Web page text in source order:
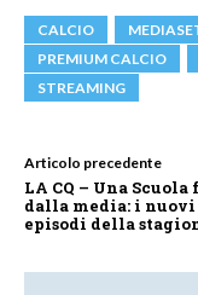
CALCIO
PREMIUM CALCIO
STREAMING
Articolo precedente
LA CQ – Una
dalla media: i nuovi
episodi della